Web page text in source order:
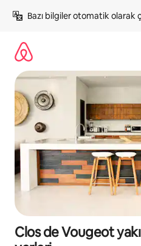
atla
Bazı bilgiler otomatik olarak
Clos de Vougeot